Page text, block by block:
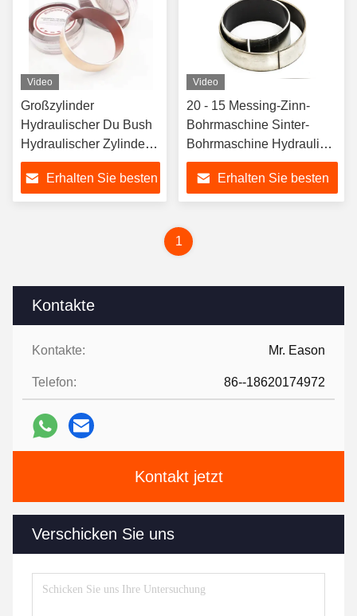
Kontakte
Kontakte: Mr. Eason
Telefon: 86--18620174972
Kontakt jetzt
Verschicken Sie uns
Video
Großzylinder
Hydraulischer Du Bush
Hydraulischer Zylinder
Bushings 45 20 Du
LagerErhalten Sie besten
Video
20 - 15 Messing-Zinn-
Bohrmaschine Sinter-
Bohrmaschine Hydraulik-
Bohrmaschine Pin-
Bohrmaschine
Erhalten Sie besten
1